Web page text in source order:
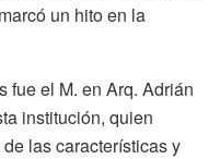
un hito en la
fue el M. en Arq. Adrián
institución, quien
las características y